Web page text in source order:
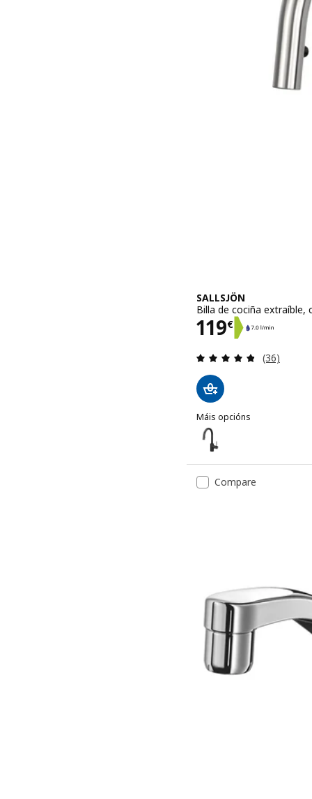
SALLSJÖN
Billa de cociña extraíble,
119€
Prezo 119€
Revisión:
(36)
Máis opcións
SALLSJÖN
Opción: SALLSJÖN,
Compare